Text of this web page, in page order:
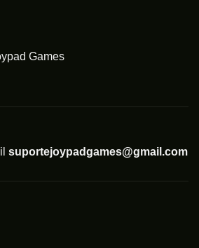
Games
suportejoypadgames@gmail.com